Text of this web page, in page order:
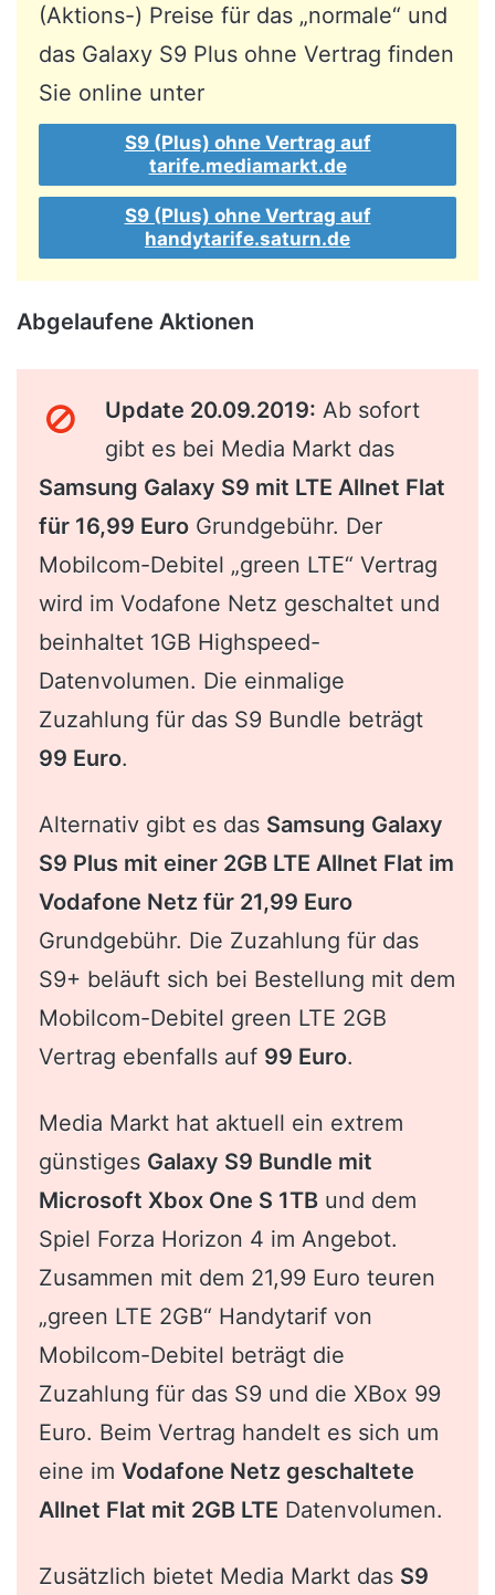
(Aktions-) Preise für das „normale“ und
das Galaxy S9 Plus ohne Vertrag finden
Sie online unter
S9 (Plus) ohne Vertrag auf
tarife.mediamarkt.de
S9 (Plus) ohne Vertrag auf
handytarife.saturn.de
Abgelaufene Aktionen
Update 20.09.2019: Ab sofort
gibt es bei Media Markt das
Samsung Galaxy S9 mit LTE Allnet Flat
für 16,99 Euro Grundgebühr. Der
Mobilcom-Debitel „green LTE“ Vertrag
wird im Vodafone Netz geschaltet und
beinhaltet 1GB Highspeed-
Datenvolumen. Die einmalige
Zuzahlung für das S9 Bundle beträgt
99 Euro.
Alternativ gibt es das Samsung Galaxy
S9 Plus mit einer 2GB LTE Allnet Flat im
Vodafone Netz für 21,99 Euro
Grundgebühr. Die Zuzahlung für das
S9+ beläuft sich bei Bestellung mit dem
Mobilcom-Debitel green LTE 2GB
Vertrag ebenfalls auf 99 Euro.
Media Markt hat aktuell ein extrem
günstiges Galaxy S9 Bundle mit
Microsoft Xbox One S 1TB und dem
Spiel Forza Horizon 4 im Angebot.
Zusammen mit dem 21,99 Euro teuren
„green LTE 2GB“ Handytarif von
Mobilcom-Debitel beträgt die
Zuzahlung für das S9 und die XBox 99
Euro. Beim Vertrag handelt es sich um
eine im Vodafone Netz geschaltete
Allnet Flat mit 2GB LTE Datenvolumen.
Zusätzlich bietet Media Markt das S9